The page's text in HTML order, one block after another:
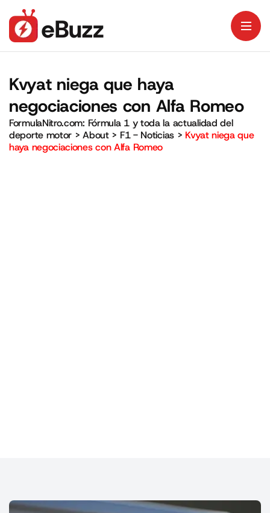
Kvyat niega que haya
negociaciones con Alfa Romeo
FormulaNitro.com: Fórmula 1 y toda la actualidad del
deporte motor >About> F1 - Noticias> Kvyat niega que
haya negociaciones con Alfa Romeo